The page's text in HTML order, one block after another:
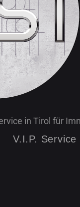
in Tirol für
V.I.P. Service